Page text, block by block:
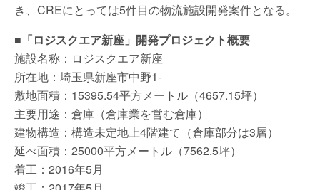
き、CREにとっては5件目の物流施設開発案件となる。
■「ロジスクエア新座」開発プロジェクト概要
施設名称：ロジスクエア新座
所在地：埼玉県新座市中野1-
敷地面積：15395.54平方メートル（4657.15坪）
主要用途：倉庫（倉庫業を営む倉庫）
建物構造：構造未定地上4階建て（倉庫部分は3層）
延べ面積：25000平方メートル（7562.5坪）
着工：2016年5月